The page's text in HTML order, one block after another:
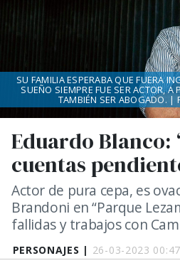
PERSONAJES | 26-03-2023 00:47
Eduardo Blanco:
cuentas
Actor de pura cepa, es
Brandoni en “Parque
fallidas y trabajos con
SU FAMILIA ESPERABA QUE FUERA
SUEÑO SIEMPRE FUE SER ACTOR, A
TAMBIÉN SER ABOGADO. |